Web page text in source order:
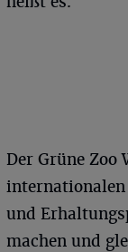
Der Grüne Zoo
internationalen
und
machen und